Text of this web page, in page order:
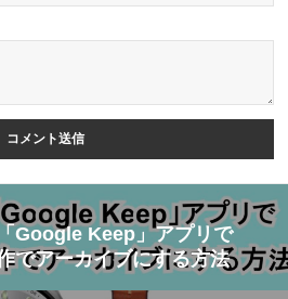
Google Keep」アプリで
でアーカイブにする方法